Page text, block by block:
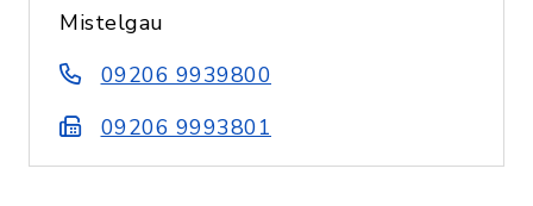
Mistelgau
09206 9939800
09206 9993801